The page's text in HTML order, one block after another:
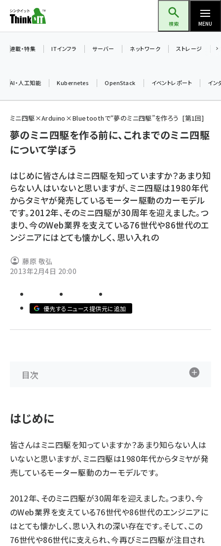
ン
ツ
検索 MENU
加藤銘のチーム貢献～仲間と築いた勝利の絆～ (2363)
iot女子会 (2312)
drupal (1991)
genai (1517)
abc123 (1390)
ai crunch (1382)
連載・特集 ITインフラ サーバー ネットワーク ストレージ
AI・人工知能 Kubernetes OpenStack イベントレポート イン
ミニ四駆×Arduino×Bluetoothで“夢のミニ四駆”を作ろう 第1回
夢のミニ四駆を作る前に、これまでのミニ四駆
について学ぼう
はじめに皆さんはミニ四駆を知っていますか？あまり知
らない人はいないと思いますが、ミニ四駆は1980年代
からタミヤが発売しているモーター駆動のカーモデル
です。2012年、そのミニ四駆が30周年を迎えました。つ
まり、今のWeb業界を支えている76世代や86世代のエ
ンジニアにはとても懐かしく、思い入れの
藤原 敬弘
2013年2月4日 20:00
優先するニュース提供元に追加
目次
はじめに
皆さんはミニ四駆を知っていますか？あまり知らない人は
いないと思いますが、ミニ四駆は1980年代からタミヤが発
売しているモーター駆動のカーモデルです。
2012年、そのミニ四駆が30周年を迎えました。つまり、今
のWeb業界を支えている76世代や86世代のエンジニアに
はとても懐かしく、思い入れの深い存在です。そして、この
76世代や86世代に支えられ、今再びミニ四駆が注目され